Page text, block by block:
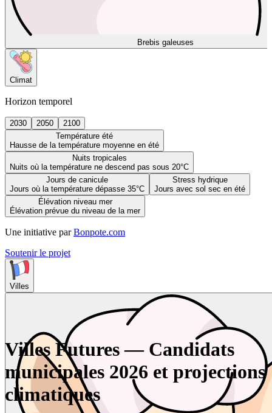
Brebis galeuses
Climat
Horizon temporel
2030 2050
2100
Température été
Hausse de la température moyenne en été
Nuits tropicales
Nuits où la température ne descend pas sous 20°C
Jours de canicule
Jours où la température dépasse 35°C
Stress hydrique
Jours avec sol sec en été
Élévation niveau mer
Élévation prévue du niveau de la mer
Une initiative par Bonpote.com
Soutenir le projet
Villes
Villes Futures — Candidats
municipales 2026 et projections
climatiques